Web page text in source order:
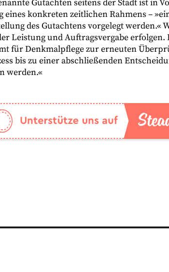
Gutachten seitens der Stadt ist in
eines konkreten zeitlichen Rahmens –
des Gutachtens vorgelegt werden.«
Leistung und Auftragsvergabe
für Denkmalpflege zur erneuten
bis zu einer abschließenden
werden.«